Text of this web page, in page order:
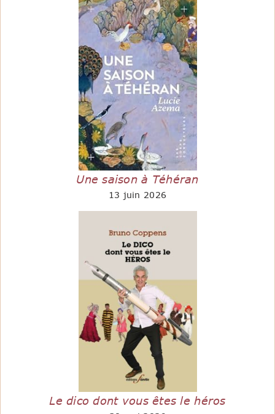
Une saison à Téhéran
13 juin 2026
Le dico dont vous êtes le héros